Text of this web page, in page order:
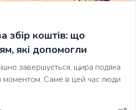
збір коштів: що
які допомогли
завершується, щира подяка
моментом. Саме в цей час люди